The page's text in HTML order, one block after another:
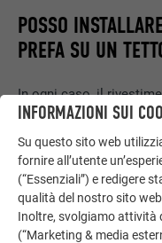
POSSO
PREFA SU UN
In ogni caso, il
smantellato.
successiva alla posa di
della forma del tetto e
semplice o esteso. Il
utilizzato per altri scopi,
(ad es. tettoia per auto,
INFORMAZIONI SUI
Su questo sito web
fornire all’utente
(“Essenziali”) e redigere
qualità del nostro sito
Inoltre, svolgiamo attività
(“Marketing & media